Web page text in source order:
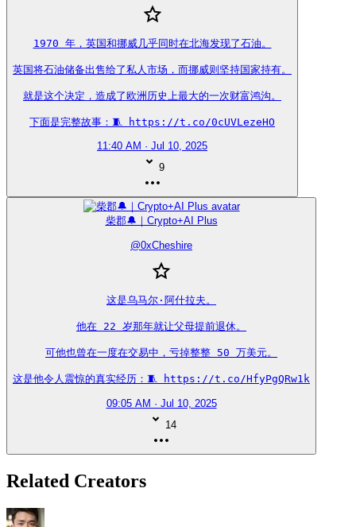
1970 年，英国和挪威几乎同时在北海发现了石油。
英国将石油储备出售给了私人市场，而挪威则坚持国家持有。
就是这个决定，造成了欧洲历史上最大的一次财富鸿沟。
下面是完整故事：🧵 https://t.co/0cUVLezeHO
11:40 AM · Jul 10, 2025
9
柴郡🔔｜Crypto+AI Plus
@0xCheshire
这是乌马尔·阿什拉夫。
他在 22 岁那年就让父母提前退休。
可他也曾在一度在交易中，亏掉整整 50 万美元。
这是他令人震惊的真实经历：🧵 https://t.co/HfyPgQRw1k
09:05 AM · Jul 10, 2025
14
Related Creators